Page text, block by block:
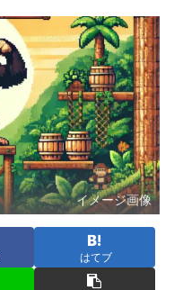
イメージ画像
はてブ